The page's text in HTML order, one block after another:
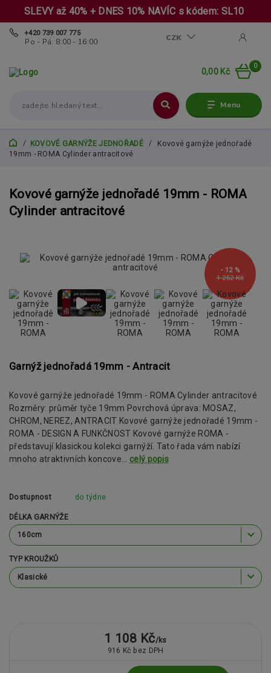
SLEVY až 40% + DNES 10% NAVÍC s kódem: SL10
Menu
CZK
+420 739 007 775
Po - Pá: 8:00 - 16:00
0
0,00 Kč
KOVOVÉ GARNÝŽE JEDNOŘADÉ
Kovové garnýže jednořadé
19mm - ROMA Cylinder antracitové
Kovové garnýže jednořadé 19mm - ROMA
Cylinder antracitové
1 252 Kč
- 12 %
Garnýž jednořadá 19mm - Antracit
Kovové garnýže jednořadé 19mm - ROMA Cylinder antracitové
Rozměry: průměr tyče 19mm Povrchová úprava: MOSAZ,
CHROM, NEREZ, ANTRACIT Kovové garnýže jednořadé 19mm -
ROMA - DESIGN A FUNKČNOST Kovové garnýže ROMA -
představují klasickou kolekci garnýží. Tato řada vám nabízí
mnoho atraktivních koncove... celý popis
Dostupnost do týdne
DÉLKA GARNÝŽE
TYP KROUŽKŮ
1 108 Kč/ks
916 Kč bez DPH